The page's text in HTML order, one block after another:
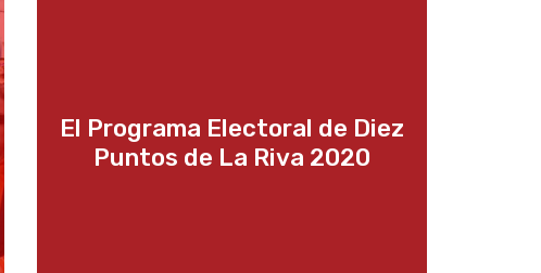
El Programa Electoral de Diez
Puntos de La Riva 2020